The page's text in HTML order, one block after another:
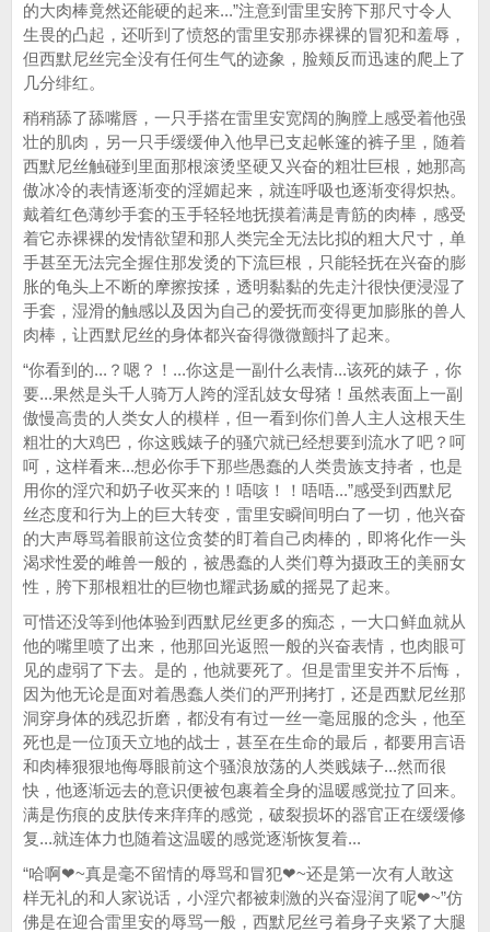
的大肉棒竟然还能硬的起来...”注意到雷里安胯下那尺寸令人
生畏的凸起，还听到了愤怒的雷里安那赤裸裸的冒犯和羞辱，
但西默尼丝完全没有任何生气的迹象，脸颊反而迅速的爬上了
几分绯红。
稍稍舔了舔嘴唇，一只手搭在雷里安宽阔的胸膛上感受着他强
壮的肌肉，另一只手缓缓伸入他早已支起帐篷的裤子里，随着
西默尼丝触碰到里面那根滚烫坚硬又兴奋的粗壮巨根，她那高
傲冰冷的表情逐渐变的淫媚起来，就连呼吸也逐渐变得炽热。
戴着红色薄纱手套的玉手轻轻地抚摸着满是青筋的肉棒，感受
着它赤裸裸的发情欲望和那人类完全无法比拟的粗大尺寸，单
手甚至无法完全握住那发烫的下流巨根，只能轻抚在兴奋的膨
胀的龟头上不断的摩擦按揉，透明黏黏的先走汁很快便浸湿了
手套，湿滑的触感以及因为自己的爱抚而变得更加膨胀的兽人
肉棒，让西默尼丝的身体都兴奋得微微颤抖了起来。
“你看到的...？嗯？！...你这是一副什么表情...该死的婊子，你
要...果然是头千人骑万人跨的淫乱妓女母猪！虽然表面上一副
傲慢高贵的人类女人的模样，但一看到你们兽人主人这根天生
粗壮的大鸡巴，你这贱婊子的骚穴就已经想要到流水了吧？呵
呵，这样看来...想必你手下那些愚蠢的人类贵族支持者，也是
用你的淫穴和奶子收买来的！唔咳！！唔唔...”感受到西默尼
丝态度和行为上的巨大转变，雷里安瞬间明白了一切，他兴奋
的大声辱骂着眼前这位贪婪的盯着自己肉棒的，即将化作一头
渴求性爱的雌兽一般的，被愚蠢的人类们尊为摄政王的美丽女
性，胯下那根粗壮的巨物也耀武扬威的摇晃了起来。
可惜还没等到他体验到西默尼丝更多的痴态，一大口鲜血就从
他的嘴里喷了出来，他那回光返照一般的兴奋表情，也肉眼可
见的虚弱了下去。是的，他就要死了。但是雷里安并不后悔，
因为他无论是面对着愚蠢人类们的严刑拷打，还是西默尼丝那
洞穿身体的残忍折磨，都没有有过一丝一毫屈服的念头，他至
死也是一位顶天立地的战士，甚至在生命的最后，都要用言语
和肉棒狠狠地侮辱眼前这个骚浪放荡的人类贱婊子...然而很
快，他逐渐远去的意识便被包裹着全身的温暖感觉拉了回来。
满是伤痕的皮肤传来痒痒的感觉，破裂损坏的器官正在缓缓修
复...就连体力也随着这温暖的感觉逐渐恢复着...
“哈啊❤~真是毫不留情的辱骂和冒犯❤~还是第一次有人敢这
样无礼的和人家说话，小淫穴都被刺激的兴奋湿润了呢❤~”仿
佛是在迎合雷里安的辱骂一般，西默尼丝弓着身子夹紧了大腿